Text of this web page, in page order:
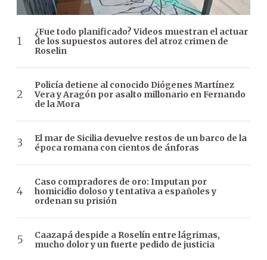
¿Fue todo planificado? Videos muestran el actuar
de los supuestos autores del atroz crimen de
Roselin
Policía detiene al conocido Diógenes Martínez
Vera y Aragón por asalto millonario en Fernando
de la Mora
El mar de Sicilia devuelve restos de un barco de la
época romana con cientos de ánforas
Caso compradores de oro: Imputan por
homicidio doloso y tentativa a españoles y
ordenan su prisión
Caazapá despide a Roselín entre lágrimas,
mucho dolor y un fuerte pedido de justicia